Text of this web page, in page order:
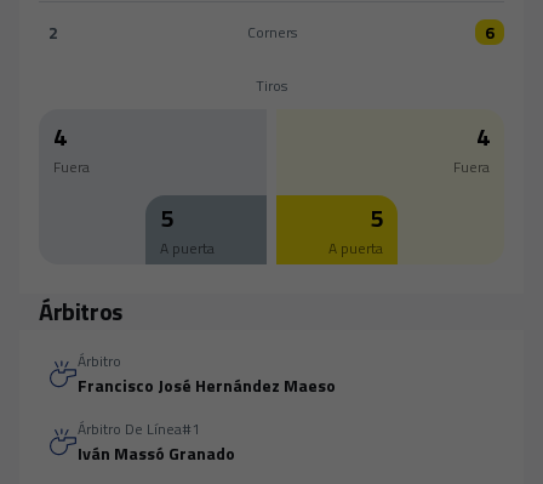
Corners:Arandina 2 versus Cádiz CF 6
2 Corners 6
Tiros
4
Fuera
5
A puerta
4
Fuera
5
A puerta
Árbitros
Árbitro
Francisco José Hernández Maeso
Árbitro De Línea#1
Iván Massó Granado